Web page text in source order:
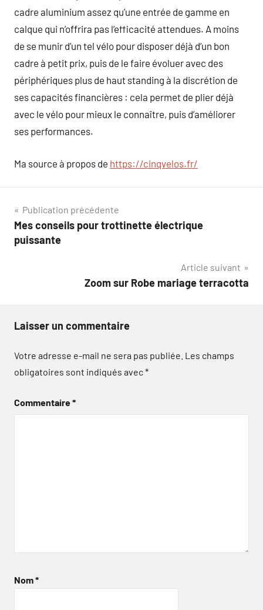
cadre aluminium assez qu’une entrée de gamme en
calque qui n’offrira pas l’efficacité attendues. A moins
de se munir d’un tel vélo pour disposer déjà d’un bon
cadre à petit prix, puis de le faire évoluer avec des
périphériques plus de haut standing à la discrétion de
ses capacités financières : cela permet de plier déjà
avec le vélo pour mieux le connaître, puis d’améliorer
ses performances.
Ma source à propos de https://cinqvelos.fr/
Navigation
de
Publication précédente
Mes conseils pour trottinette électrique
puissante
Article suivant
Zoom sur Robe mariage terracotta
Laisser un commentaire
Votre adresse e-mail ne sera pas publiée. Les champs
obligatoires sont indiqués avec*
Commentaire*
Nom*